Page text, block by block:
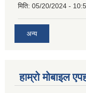
मिति: 05/20/2024 -
अन्य
हाम्राे माेबाइल